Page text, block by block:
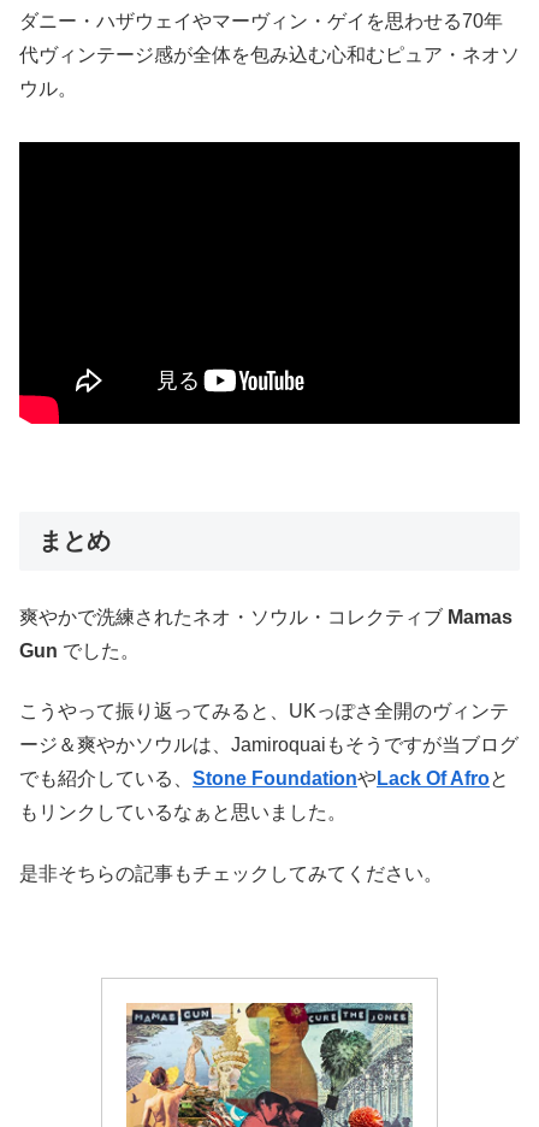
ダニー・ハザウェイやマーヴィン・ゲイを思わせる70年
代ヴィンテージ感が全体を包み込む心和むピュア・ネオソ
ウル。
まとめ
爽やかで洗練されたネオ・ソウル・コレクティブ Mamas
Gun でした。
こうやって振り返ってみると、UKっぽさ全開のヴィンテ
ージ＆爽やかソウルは、Jamiroquaiもそうですが当ブログ
でも紹介している、 Stone FoundationやLack Of Afroと
もリンクしているなぁと思いました。
是非そちらの記事もチェックしてみてください。